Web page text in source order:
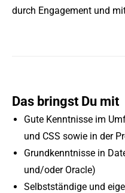
durch Engagement und
Das bringst Du mit
Gute Kenntnisse im
und CSS sowie in der
Grundkenntnisse in
und/oder Oracle)
Selbstständige und